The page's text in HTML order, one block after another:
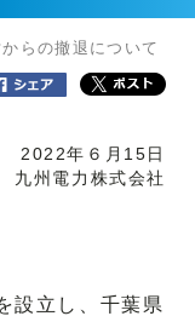
らの撤退について
2022年６月15日
九州電力株式会社
設立し、千葉県